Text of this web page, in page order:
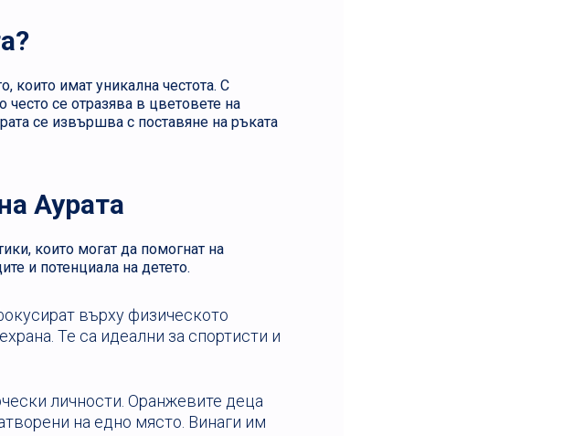
които имат уникална честота. С
често се отразява в цветовете на
се извършва с поставяне на ръката
Аурата
които могат да помогнат на
и потенциала на детето.
върху физическото
Те са идеални за спортисти и
личности. Оранжевите деца
на едно място. Винаги им